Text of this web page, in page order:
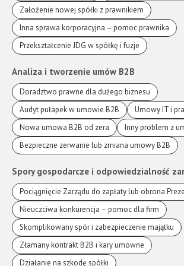
Założenie nowej spółki z prawnikiem
Inna sprawa korporacyjna – pomoc prawnika
Przekształcenie JDG w spółkę i fuzje
Analiza i tworzenie umów B2B
Doradztwo prawne dla dużego biznesu
Audyt pułapek w umowie B2B
Umowy IT i
Nowa umowa B2B od zera
Inny problem z
Bezpieczne zerwanie lub zmiana umowy B2B
Spory gospodarcze i odpowiedzialność
Pociągnięcie Zarządu do zapłaty lub obrona
Nieuczciwa konkurencja – pomoc dla firm
Skomplikowany spór i zabezpieczenie majątku
Złamany kontrakt B2B i kary umowne
Działanie na szkodę spółki